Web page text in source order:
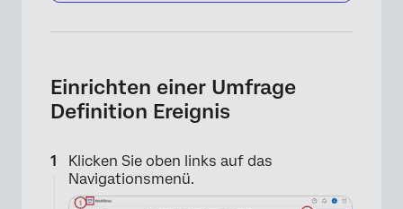
Einrichten einer Umfrage
Definition Ereignis
Klicken Sie oben links auf das
Navigationsmenü.